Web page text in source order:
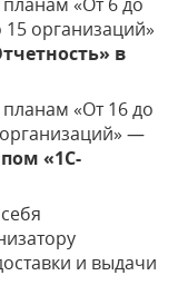
организаций»
в
«От 16 до
—
«1С-
и выдачи